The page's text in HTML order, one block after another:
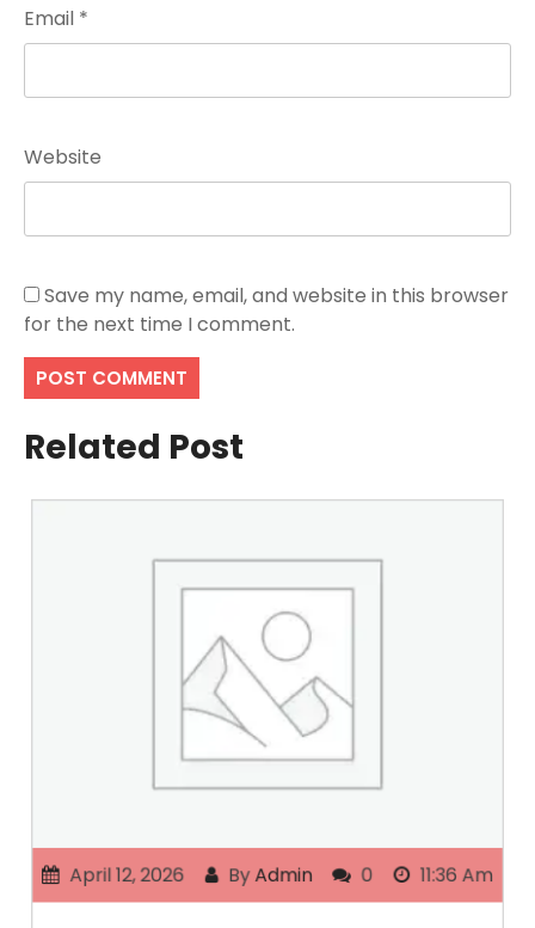
Email *
Website
Save my name, email, and website in this browser
for the next time I comment.
Related Post
April 12, 2026 ByAdmin 0 11:36 Am